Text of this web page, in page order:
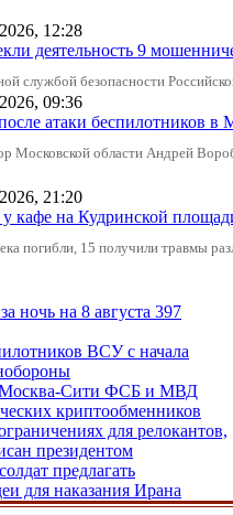
12:28
деятельность 9
службой безопасности
09:36
атаки беспилотников в
Московской области Андрей
21:20
у кафе на Кудринской
погибли, 15 получили травмы
ночь на 8 августа 397
ВСУ с начала
Сити ФСБ и МВД
криптообменников
для релокантов,
президентом
предлагать
для наказания Ирана